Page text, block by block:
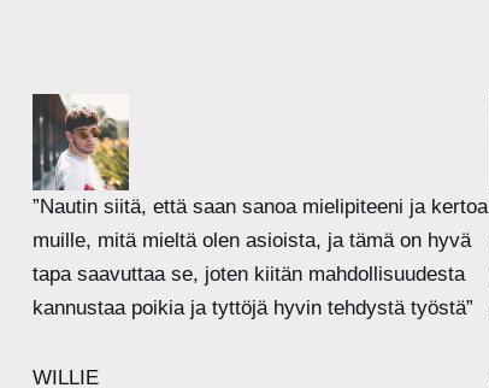
”Nautin siitä, että saan sanoa mielipiteeni ja kertoa
muille, mitä mieltä olen asioista, ja tämä on hyvä
tapa saavuttaa se, joten kiitän mahdollisuudesta
kannustaa poikia ja tyttöjä hyvin tehdystä työstä”
WILLIE